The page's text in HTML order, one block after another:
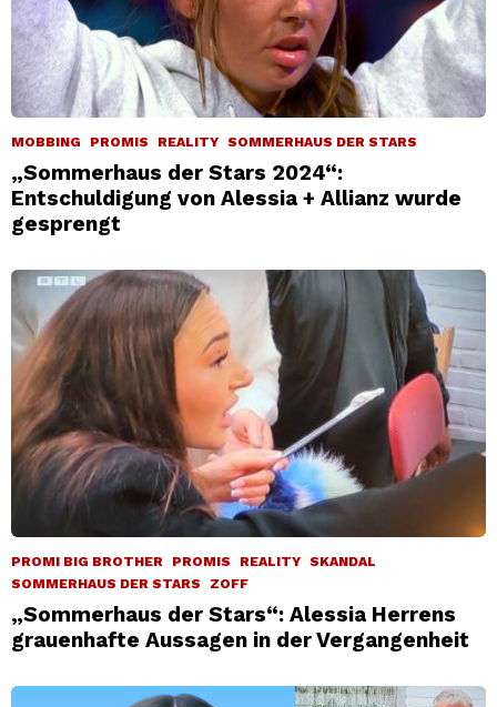
MOBBING PROMIS REALITY SOMMERHAUS DER STARS
„Sommerhaus der Stars 2024“:
Entschuldigung von Alessia + Allianz wurde
gesprengt
PROMI BIG BROTHER PROMIS REALITY SKANDAL
SOMMERHAUS DER STARS
ZOFF
„Sommerhaus der Stars“: Alessia Herrens
grauenhafte Aussagen in der Vergangenheit